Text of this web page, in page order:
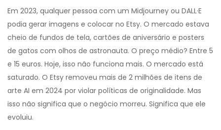
Em 2023, qualquer pessoa com um Midjourney ou DALL·E
podia gerar imagens e colocar no Etsy. O mercado estava
cheio de fundos de tela, cartões de aniversário e posters
de gatos com olhos de astronauta. O preço médio? Entre 5
e 15 euros. Hoje, isso não funciona mais. O mercado está
saturado. O Etsy removeu mais de 2 milhões de itens de
arte AI em 2024 por violar políticas de originalidade. Mas
isso não significa que o negócio morreu. Significa que ele
evoluiu.